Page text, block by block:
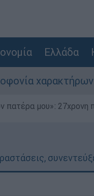
Ελλάδα
πατέρα μου»: 27χρονη